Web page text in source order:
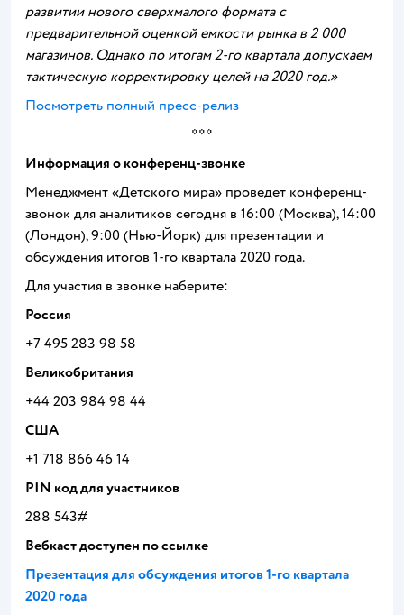
развитии нового сверхмалого формата с
предварительной оценкой емкости рынка в 2 000
магазинов. Однако по итогам 2-го квартала допускаем
тактическую корректировку целей на 2020 год.»
Посмотреть полный пресс-релиз
***
Информация о конференц-звонке
Менеджмент «Детского мира» проведет конференц-
звонок для аналитиков сегодня в 16:00 (Москва), 14:00
(Лондон), 9:00 (Нью-Йорк) для презентации и
обсуждения итогов 1-го квартала 2020 года.
Для участия в звонке наберите:
Россия
+7 495 283 98 58
Великобритания
+44 203 984 98 44
США
+1 718 866 46 14
PIN код для участников
288 543#
Вебкаст доступен по ссылке
Презентация для обсуждения итогов 1-го квартала
2020 года